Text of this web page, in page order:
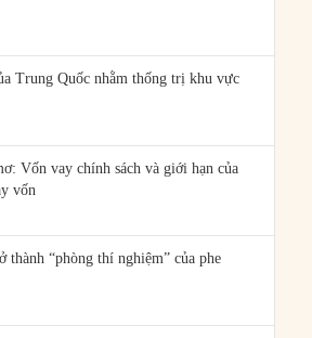
Trung Quốc nhằm thống trị khu vực
Vốn vay chính sách và giới hạn của
vốn
thành “phòng thí nghiệm” của phe